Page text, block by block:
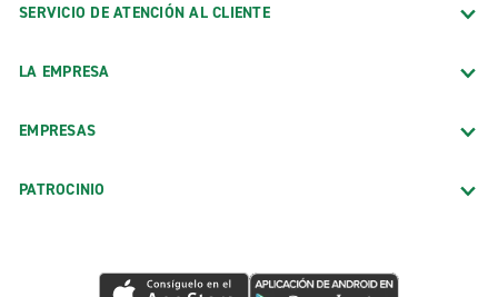
SERVICIO DE ATENCIÓN AL CLIENTE
LA EMPRESA
EMPRESAS
PATROCINIO